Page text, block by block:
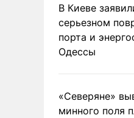
В Киеве
серьезном
порта и
Одессы
«Северяне»
минного поля